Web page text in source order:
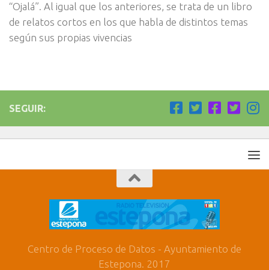
“Ojalá”. Al igual que los anteriores, se trata de un libro
de relatos cortos en los que habla de distintos temas
según sus propias vivencias
SEGUIR:
Centro de Proceso de Datos - Ayuntamiento de
Estepona. 2017